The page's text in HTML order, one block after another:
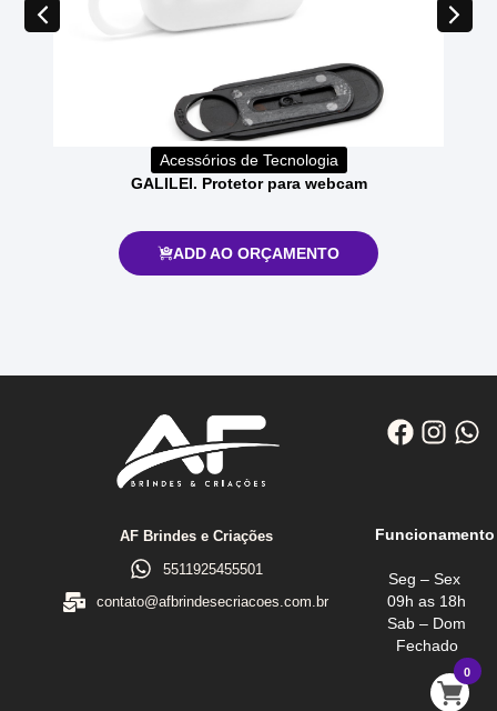
Acessórios de Tecnologia
GALILEI. Protetor para webcam
ADD AO ORÇAMENTO
AF Brindes e Criações
5511925455501
contato@afbrindesecriacoes.com.br
Funcionamento
Seg – Sex
09h as 18h
Sab – Dom
Fechado
0